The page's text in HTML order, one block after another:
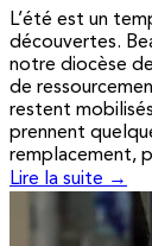
L’été est un
découvertes.
notre diocèse
de
restent
prennent
remplacement,
Lire la suite →